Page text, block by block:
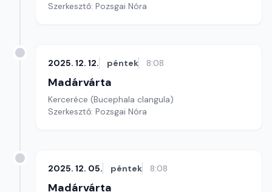
Szerkesztő: Pozsgai Nóra
2025. 12. 12. péntek 8:08
Madárvárta
Kerceréce (Bucephala clangula)
Szerkesztő: Pozsgai Nóra
2025. 12. 05. péntek 8:08
Madárvárta